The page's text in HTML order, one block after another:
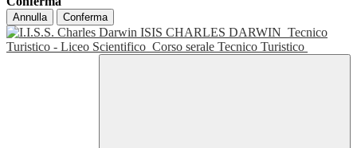
Annulla Conferma
ISIS CHARLES DARWIN Tecnico
Turistico - Liceo Scientifico Corso serale Tecnico Turistico